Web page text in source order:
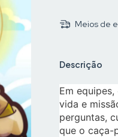
Meios de
Descrição
Em
vida e
perguntas,
que o caça-